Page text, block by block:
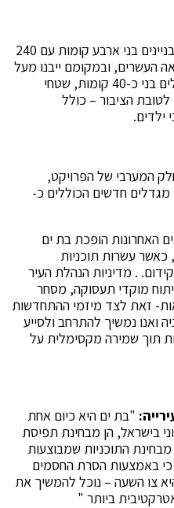
במסגרת הפרויקט ייהרסו חמישה בניינים בני ארבע קומות עם 240
משנות ה-60 של המאה העשרים, ובמקומם ייבנו מעל
1,000 יחידות דיור על פני 6 מגדלים בני כ-40 קומות, שטחי
הציבור – כולל
ילדים.
המערבי של הפרויקט,
ובמסגרתו ייהרסו 2 מבנים וייבנו 3 מגדלים חדשים הכוללים כ-
האחרונות הופכת בת ים
כאשר עשרות תוכניות
. מדיניות הנהלת העיר
מוקדי תעסוקה, מסחר
זאת לצד מיזמי ההתחדשות
ואנו נמשיך להתרחב ולסייע
תוך שמירה מקסימלית על
"בת ים היא כיום אחת
בישראל, הן מבחינת תפיסת
התוכניות שמבוצעות
באמצעות הסרת החסמים
צו השעה – נוכל להמשיך את
ביותר "